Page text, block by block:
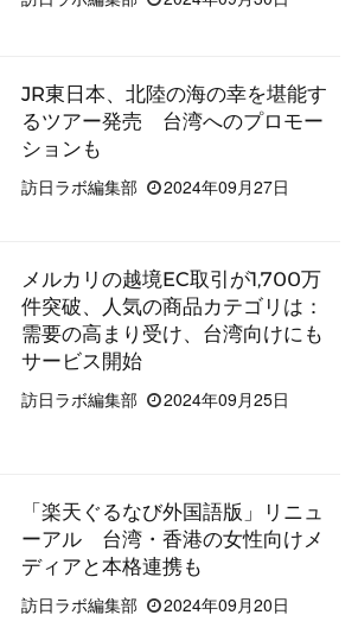
JR東日本、北陸の海の幸を堪能す
るツアー発売 台湾へのプロモー
ションも
訪日ラボ編集部
2024年09月27日
メルカリの越境EC取引が1,700万
件突破、人気の商品カテゴリは：
需要の高まり受け、台湾向けにも
サービス開始
訪日ラボ編集部
2024年09月25日
「楽天ぐるなび外国語版」リニュ
ーアル 台湾・香港の女性向けメ
ディアと本格連携も
訪日ラボ編集部
2024年09月20日